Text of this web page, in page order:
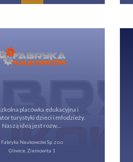
placówka edukacyjna i
turystyki dzieci i młodzieży.
Naszą ideą jest rozw...
Fabryka Naukowców Sp. z o.o
Gliwice, Ziemowita 1